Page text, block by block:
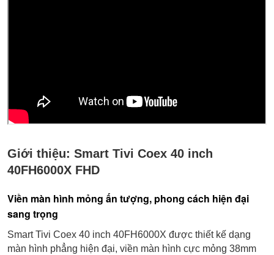
Giới thiệu: Smart Tivi Coex 40 inch
40FH6000X FHD
Viền màn hình mỏng ấn tượng, phong cách hiện đại
sang trọng
Smart Tivi Coex 40 inch 40FH6000X được thiết kế dạng
màn hình phẳng hiện đại, viền màn hình cực mỏng 38mm